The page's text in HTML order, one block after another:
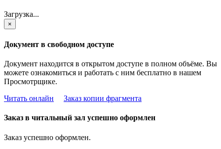
Загрузка...
×
Документ в свободном доступе
Документ находится в открытом доступе в полном объёме. Вы
можете ознакомиться и работать с ним бесплатно в нашем
Просмотрщике.
Читать онлайн
Заказ копии фрагмента
Заказ в читальный зал успешно оформлен
Заказ успешно оформлен.